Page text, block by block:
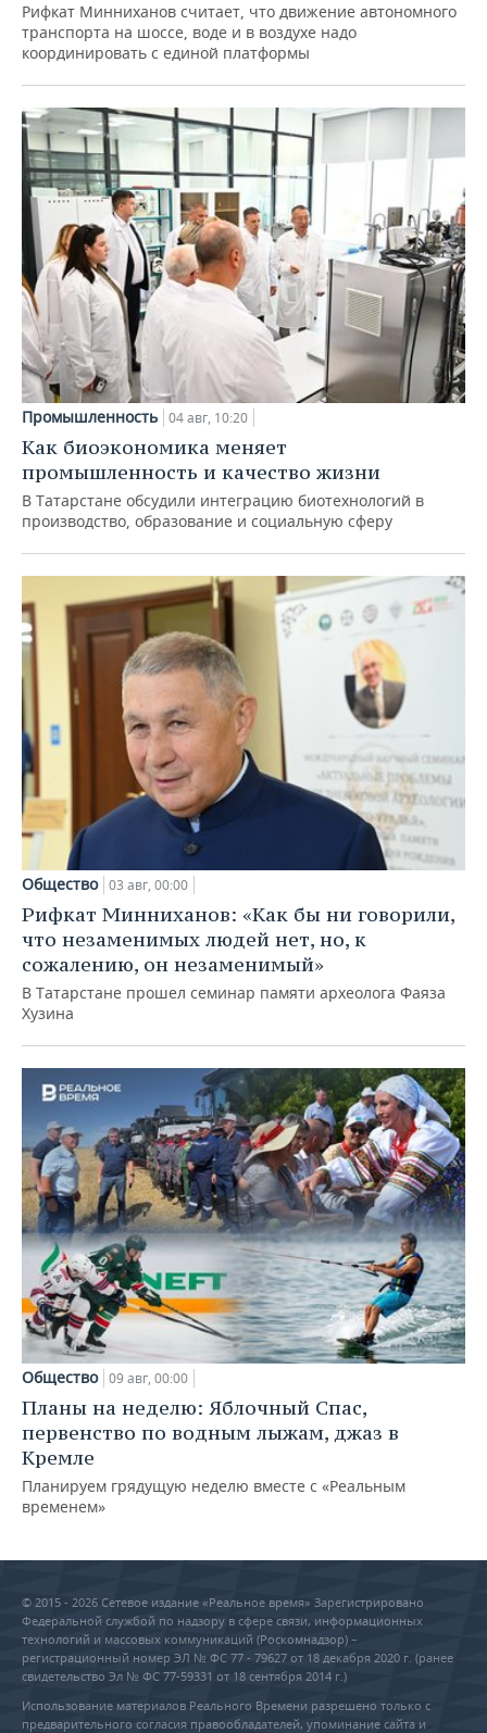
Рифкат Минниханов считает, что движение автономного
транспорта на шоссе, воде и в воздухе надо
координировать с единой платформы
Промышленность 04 авг, 10:20
Как биоэкономика меняет
промышленность и качество жизни
В Татарстане обсудили интеграцию биотехнологий в
производство, образование и социальную сферу
Общество 03 авг, 00:00
Рифкат Минниханов: «Как бы ни говорили,
что незаменимых людей нет, но, к
сожалению, он незаменимый»
В Татарстане прошел семинар памяти археолога Фаяза
Хузина
Общество 09 авг, 00:00
Планы на неделю: Яблочный Спас,
первенство по водным лыжам, джаз в
Кремле
Планируем грядущую неделю вместе с «Реальным
временем»
© 2015 - 2026 Сетевое издание «Реальное время» Зарегистрировано
Федеральной службой по надзору в сфере связи, информационных
технологий и массовых коммуникаций (Роскомнадзор) –
регистрационный номер ЭЛ № ФС 77 - 79627 от 18 декабря 2020 г. (ранее
свидетельство Эл № ФС 77-59331 от 18 сентября 2014 г.)
Использование материалов Реального Времени разрешено только с
предварительного согласия правообладателей, упоминание сайта и